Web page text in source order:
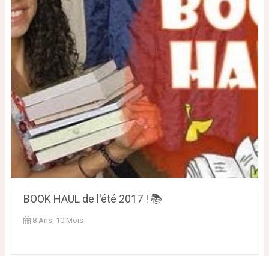
BOOK HAUL de l'été 2017 ! 📚
8 Ans, 10 Mois